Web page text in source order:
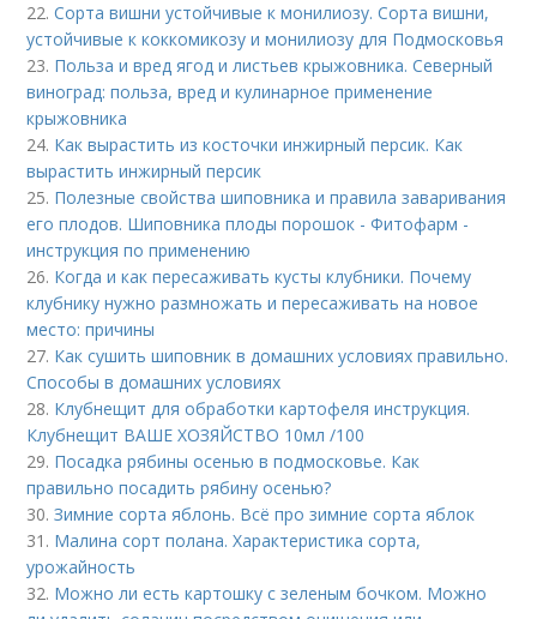
22.Сорта вишни устойчивые к монилиозу. Сорта вишни,
устойчивые к коккомикозу и монилиозу для Подмосковья
23. Польза и вред ягод и листьев крыжовника. Северный
виноград: польза, вред и кулинарное применение
крыжовника
24. Как вырастить из косточки инжирный персик. Как
вырастить инжирный персик
25. Полезные свойства шиповника и правила заваривания
его плодов. Шиповника плоды порошок - Фитофарм -
инструкция по применению
26. Когда и как пересаживать кусты клубники. Почему
клубнику нужно размножать и пересаживать на новое
место: причины
27. Как сушить шиповник в домашних условиях правильно.
Способы в домашних условиях
28. Клубнещит для обработки картофеля инструкция.
Клубнещит ВАШЕ ХОЗЯЙСТВО 10мл /100
29. Посадка рябины осенью в подмосковье. Как
правильно посадить рябину осенью?
30.Зимние сорта яблонь. Всё про зимние сорта яблок
31. Малина сорт полана. Характеристика сорта,
урожайность
32. Можно ли есть картошку с зеленым бочком. Можно